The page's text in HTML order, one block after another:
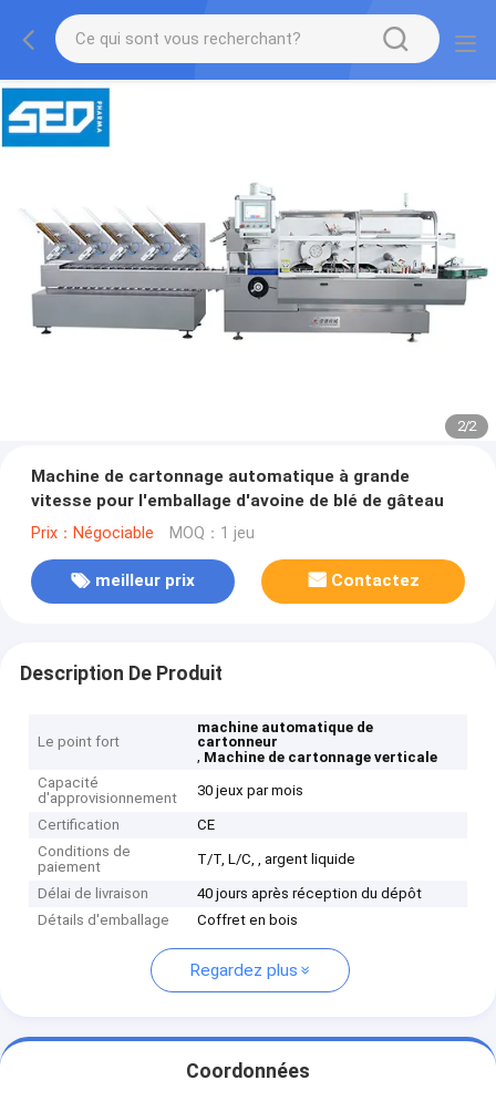
2/2
Machine de cartonnage automatique à grande
vitesse pour l'emballage d'avoine de blé de gâteau
Prix：Négociable MOQ：1 jeu
meilleur prix Contactez
Description De Produit
Le point fort
machine automatique de
cartonneur
, Machine de cartonnage verticale
Capacité
d'approvisionnement
30 jeux par mois
Certification
CE
Conditions de
paiement
T/T, L/C, , argent liquide
Délai de livraison
40 jours après réception du dépôt
Détails d'emballage
Coffret en bois
Regardez plus
Coordonnées